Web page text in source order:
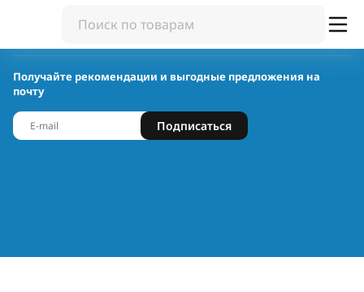
Получайте рекомендации и выгодные предложения на
почту
Подписаться